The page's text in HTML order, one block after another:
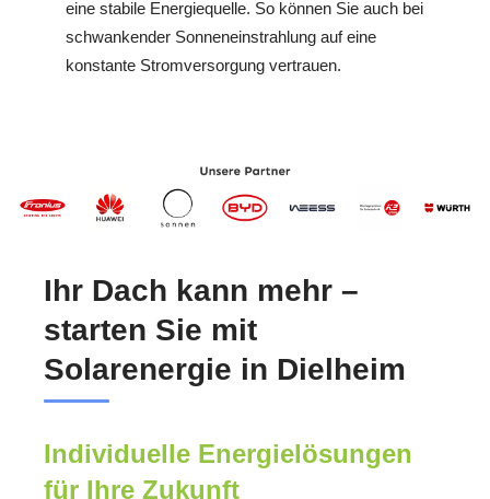
eine stabile Energiequelle. So können Sie auch bei
schwankender Sonneneinstrahlung auf eine
konstante Stromversorgung vertrauen.
Ihr Dach kann mehr –
starten Sie mit
Solarenergie in Dielheim
Individuelle Energielösungen
für Ihre Zukunft